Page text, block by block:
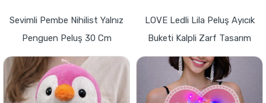
Sevimli Pembe Nihilist Yalnız
Penguen Peluş 30 Cm
LOVE Ledli Lila Peluş Ayıcık
Buketi Kalpli Zarf Tasarım